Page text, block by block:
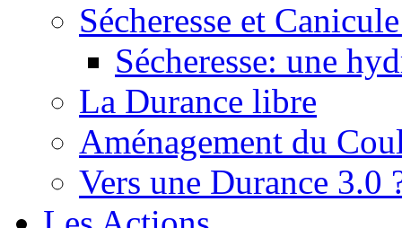
Sécheresse et
Sécheresse: une
La Durance libre
Aménagement du
Vers une Durance 3.0